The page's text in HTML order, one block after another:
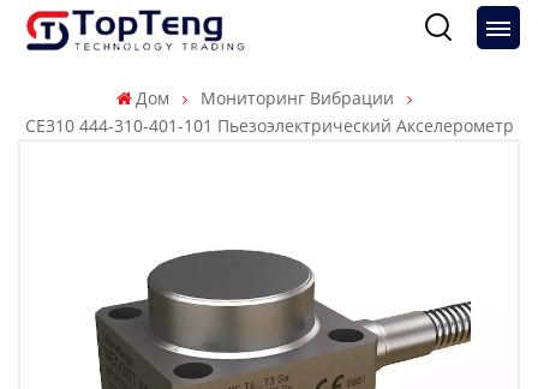
Дом
Мониторинг Вибрации
CE310 444-310-401-101 Пьезоэлектрический Акселерометр